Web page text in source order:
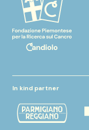
In kind partner